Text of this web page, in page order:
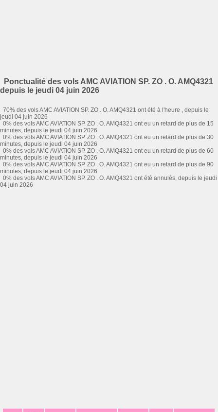
Ponctualité des vols AMC AVIATION SP. ZO . O. AMQ4321
depuis le jeudi 04 juin 2026
70% des vols AMC AVIATION SP. ZO . O. AMQ4321 ont été à l'heure , depuis le
jeudi 04 juin 2026
0% des vols AMC AVIATION SP. ZO . O. AMQ4321 ont eu un retard de plus de 15
minutes, depuis le jeudi 04 juin 2026
0% des vols AMC AVIATION SP. ZO . O. AMQ4321 ont eu un retard de plus de 30
minutes, depuis le jeudi 04 juin 2026
0% des vols AMC AVIATION SP. ZO . O. AMQ4321 ont eu un retard de plus de 60
minutes, depuis le jeudi 04 juin 2026
0% des vols AMC AVIATION SP. ZO . O. AMQ4321 ont eu un retard de plus de 90
minutes, depuis le jeudi 04 juin 2026
0% des vols AMC AVIATION SP. ZO . O. AMQ4321 ont été annulés, depuis le jeudi
04 juin 2026